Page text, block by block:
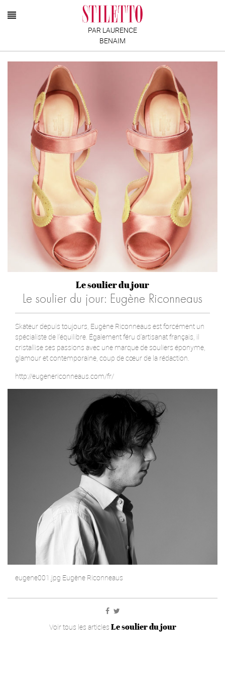
PAR LAURENCE
BENAIM
Le soulier du jour
Le soulier du jour: Eugène Riconneaus
Skateur depuis toujours, Eugène Riconneaus est forcément un
spécialiste de l’équilibre. Également féru d’artisanat français, il
cristallise ses passions avec une marque de souliers éponyme,
glamour et contemporaine, coup de cœur de la rédaction.
http://eugenericonneaus.com/fr/
eugene001.jpg Eugène Riconneaus
Voir tous les articles Le soulier du jour